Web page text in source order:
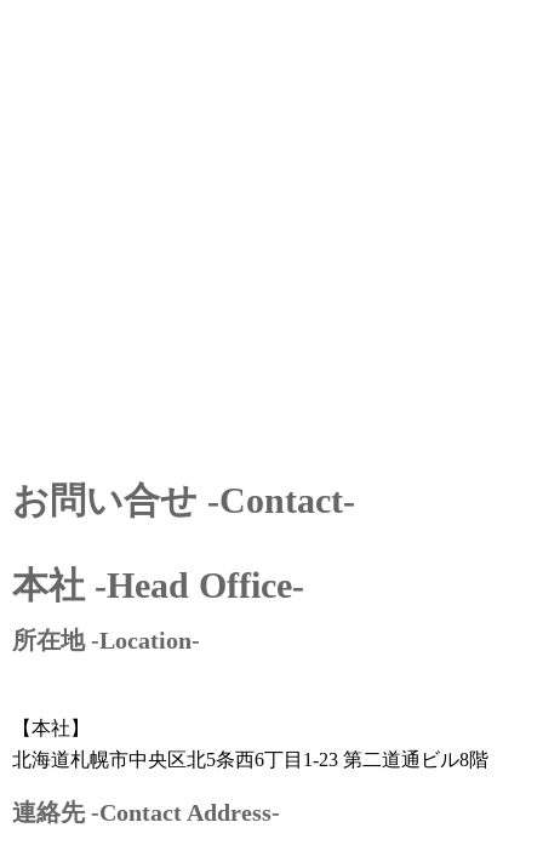
お問い合せ -Contact-
本社 -Head Office-
所在地 -Location-
【本社】
北海道札幌市中央区北5条西6丁目1-23 第二道通ビル8階
連絡先 -Contact Address-